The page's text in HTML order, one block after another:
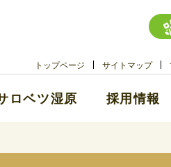
トップページ サイトマップ
ロベツ湿原 採用情報